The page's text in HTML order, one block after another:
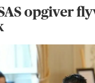
opgiver